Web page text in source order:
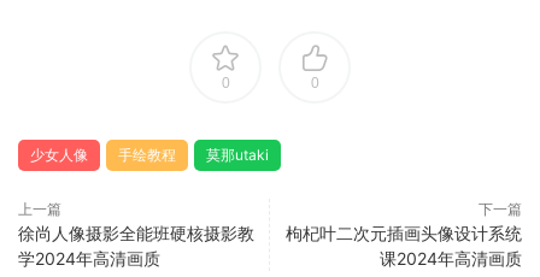
0 0
少女人像 手绘教程 莫那utaki
上一篇
徐尚人像摄影全能班硬核摄影教
学2024年高清画质
下一篇
枸杞叶二次元插画头像设计系统
课2024年高清画质